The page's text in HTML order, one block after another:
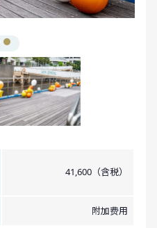
41,600（含税）
附加费用